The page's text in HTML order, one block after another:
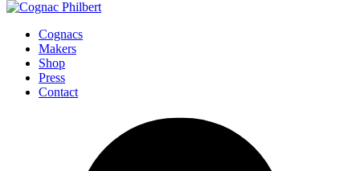
Cognacs
Makers
Shop
Press
Contact